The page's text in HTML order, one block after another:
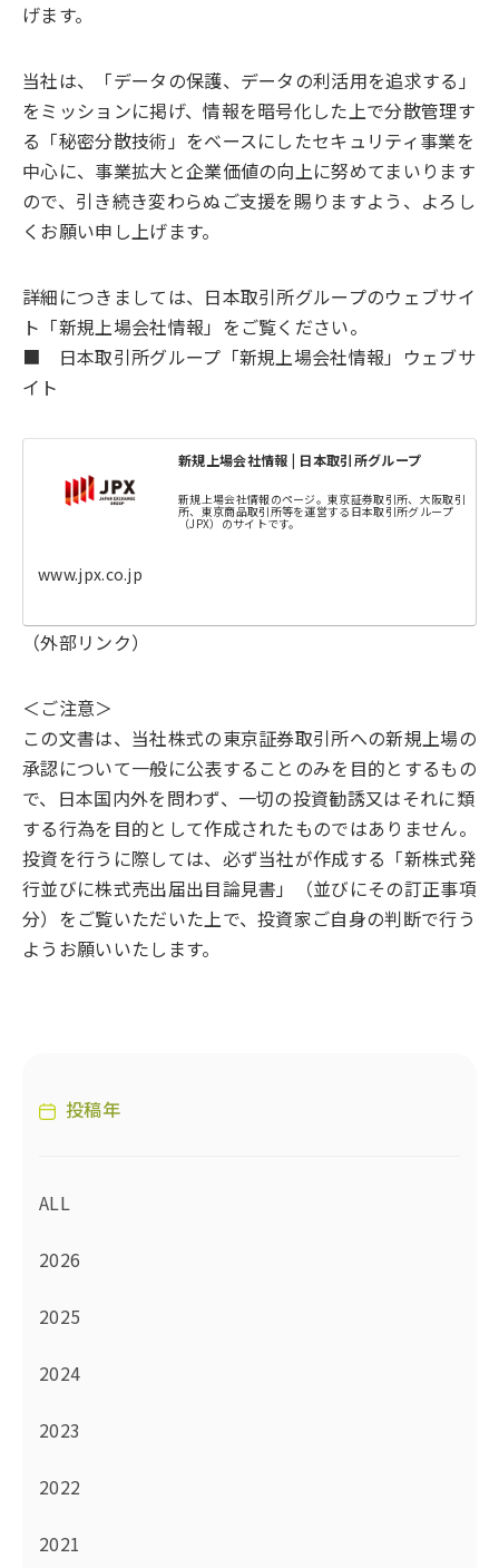
げます。
当社は、「データの保護、データの利活用を追求する」
をミッションに掲げ、情報を暗号化した上で分散管理す
る「秘密分散技術」をベースにしたセキュリティ事業を
中心に、事業拡大と企業価値の向上に努めてまいります
ので、引き続き変わらぬご支援を賜りますよう、よろし
くお願い申し上げます。
詳細につきましては、日本取引所グループのウェブサイ
ト「新規上場会社情報」をご覧ください。
■ 日本取引所グループ「新規上場会社情報」ウェブサ
イト
新規上場会社情報 | 日本取引所グループ
新規上場会社情報のページ。東京証券取引所、大阪取引
所、東京商品取引所等を運営する日本取引所グループ
（JPX）のサイトです。
www.jpx.co.jp
（外部リンク）
＜ご注意＞
この文書は、当社株式の東京証券取引所への新規上場の
承認について一般に公表することのみを目的とするもの
で、日本国内外を問わず、一切の投資勧誘又はそれに類
する行為を目的として作成されたものではありません。
投資を行うに際しては、必ず当社が作成する「新株式発
行並びに株式売出届出目論見書」（並びにその訂正事項
分）をご覧いただいた上で、投資家ご自身の判断で行う
ようお願いいたします。
投稿年
ALL
2026
2025
2024
2023
2022
2021